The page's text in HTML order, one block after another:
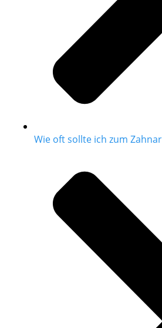
Wie oft sollte ich zum